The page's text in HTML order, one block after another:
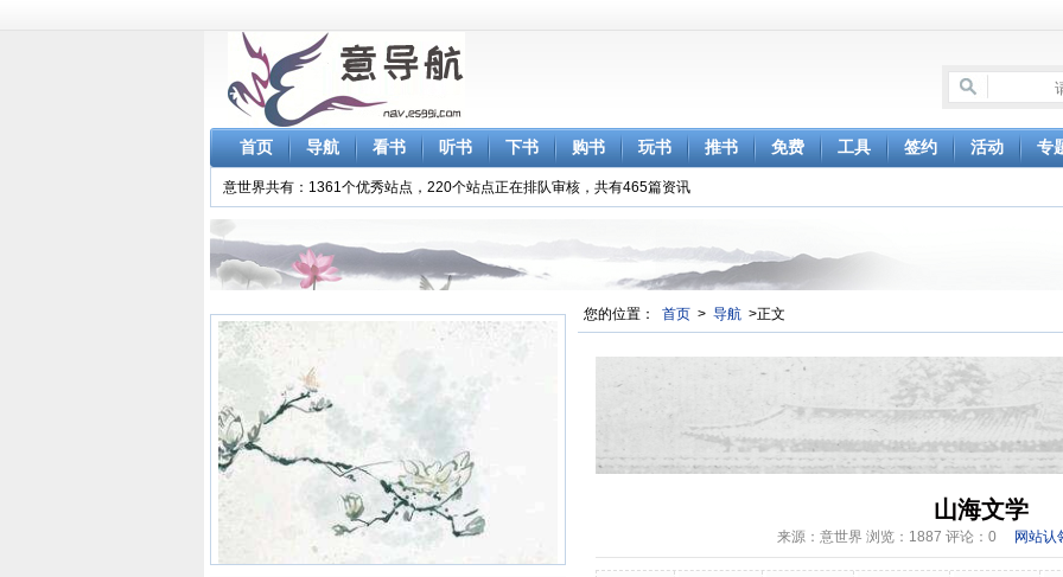
首页 导航 看书 听书 下书 购书 玩书 推书 免费 工具 签约 活动 专
意世界共有：1361个优秀站点，220个站点正在排队审核，共有465篇资讯
您的位置： 首页 > 导航 >正文
山海文学
来源：意世界 浏览： 1887 评论：0 网站认